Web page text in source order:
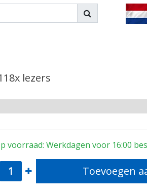
lezers
voorraad: Werkdagen voor 16:00
Toevoegen